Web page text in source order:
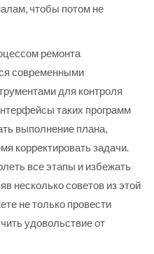
чтобы потом не
ремонта
современными
для контроля
таких программ
выполнение плана,
корректировать задачи.
все этапы и избежать
несколько советов из этой
не только провести
удовольствие от